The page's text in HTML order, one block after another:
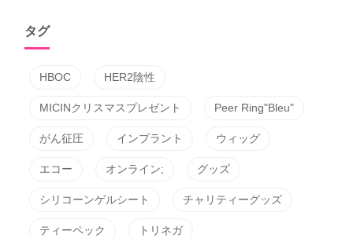
タグ
HBOC HER2陰性
MICINクリスマスプレゼント Peer Ring"Bleu"
がん征圧 インプラント ウィッグ
エコー オンライン; グッズ
シリコーンゲルシート チャリティーグッズ
ティーペック トリネガ